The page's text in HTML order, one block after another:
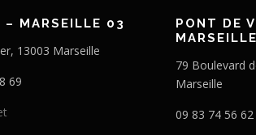
– MARSEILLE 03
13003 Marseille
69
PONT DE
79 Boulevard
Marseille
09 83 74 56 62